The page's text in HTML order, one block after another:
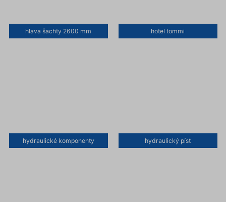
hlava šachty 2600 mm hotel tommi
hydraulické komponenty hydraulický píst